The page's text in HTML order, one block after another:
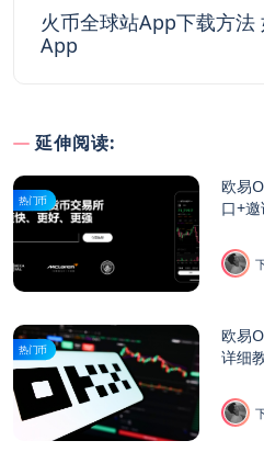
火币全球站App下载方法
App
延伸阅读:
热门币
欧易
口+
热门币
欧易
详细